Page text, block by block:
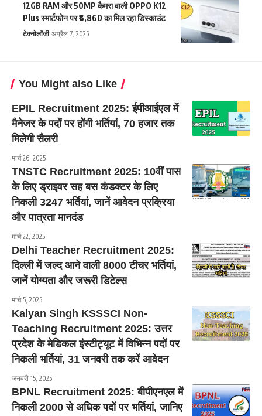
12GB RAM और 50MP कैमरा वाली OPPO K12
Plus स्मार्टफोन पर ₹6,860 का मिल रहा डिस्काउंट
टेक्नोलॉजी अप्रैल 7, 2025
You Might also Like
EPIL Recruitment 2025: ईपीआईएल में
मैनेजर के पदों पर होंगी भर्तियां, 70 हजार तक
मिलेगी सैलरी
मार्च 26, 2025
TNSTC Recruitment 2025: 10वीं पास
के लिए ड्राइवर सह बस कंडक्टर के लिए
निकली 3247 भर्तियां, जानें आवेदन प्रक्रिया
और पात्रता मानदंड
मार्च 22, 2025
Delhi Teacher Recruitment 2025:
दिल्ली में जल्द आने वाली 8000 टीचर भर्तियां,
जानें योग्यता और जरूरी डिटेल्स
मार्च 5, 2025
Kalyan Singh KSSSCI Non-
Teaching Recruitment 2025: उत्तर
प्रदेश के मेडिकल इंस्टीट्यूट में विभिन्न पदों पर
निकली भर्तियां, 31 जनवरी तक करें आवेदन
जनवरी 15, 2025
BPNL Recruitment 2025: बीपीएनएल में
निकली 2000 से अधिक पदों पर भर्तियां, जानिए